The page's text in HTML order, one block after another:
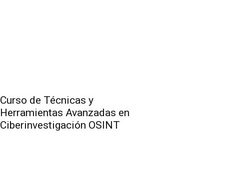
Curso de Técnicas y
Herramientas Avanzadas en
Ciberinvestigación OSINT